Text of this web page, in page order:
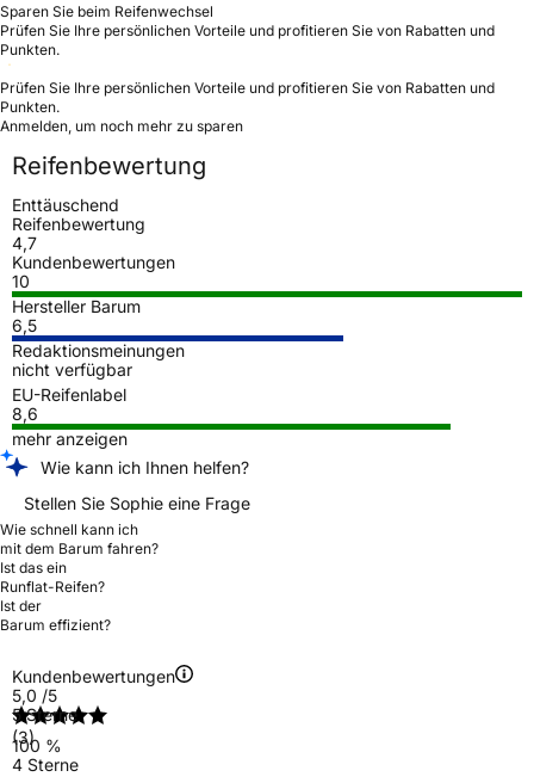
Sparen Sie beim Reifenwechsel
Prüfen Sie Ihre persönlichen Vorteile und profitieren Sie von Rabatten und
Punkten.
Prüfen Sie Ihre persönlichen Vorteile und profitieren Sie von Rabatten und
Punkten.
Anmelden, um noch mehr zu sparen
Reifenbewertung
Enttäuschend
Reifenbewertung
4,7
Kundenbewertungen
10
Hersteller Barum
6,5
Redaktionsmeinungen
nicht verfügbar
EU-Reifenlabel
8,6
mehr anzeigen
Wie kann ich Ihnen helfen?
Stellen Sie Sophie eine Frage
Wie schnell kann ich
mit dem Barum fahren?
Ist das ein
Runflat-Reifen?
Ist der
Barum effizient?
Kundenbewertungen
5,0 /5
(3)
5 Sterne
100 %
4 Sterne